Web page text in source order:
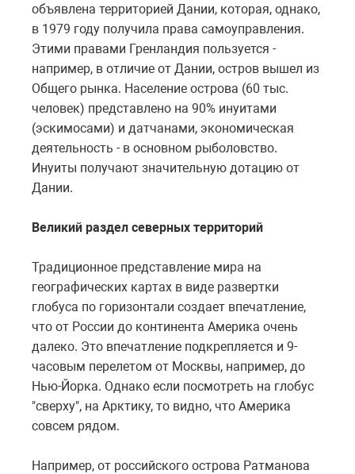
объявлена территорией Дании, которая, однако,
в 1979 году получила права самоуправления.
Этими правами Гренландия пользуется -
например, в отличие от Дании, остров вышел из
Общего рынка. Население острова (60 тыс.
человек) представлено на 90% инуитами
(эскимосами) и датчанами, экономическая
деятельность - в основном рыболовство.
Инуиты получают значительную дотацию от
Дании.
Великий раздел северных территорий
Традиционное представление мира на
географических картах в виде развертки
глобуса по горизонтали создает впечатление,
что от России до континента Америка очень
далеко. Это впечатление подкрепляется и 9-
часовым перелетом от Москвы, например, до
Нью-Йорка. Однако если посмотреть на глобус
"сверху", на Арктику, то видно, что Америка
совсем рядом.
Например, от российского острова Ратманова